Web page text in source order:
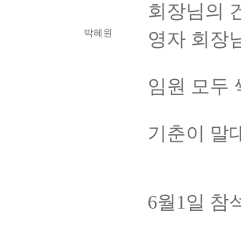
회장님의
박혜원 영자 회장
임원 모두
기춘이 말
6월1일 참